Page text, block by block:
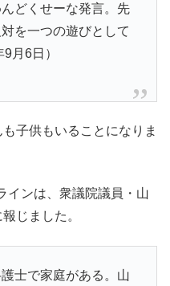
どくせーな発言。先
を一つの遊びとして
月6日）
子供もいることになりま
インは、衆議院議員・山
じました。
士で家庭がある。山